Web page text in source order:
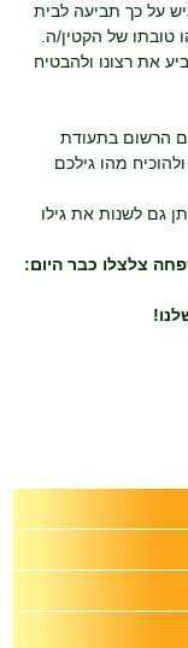
על כך תביעה לבית
טובתו של הקטין/ה.
את רצונו ולהבטיח
הרשום בתעודת
מהו גילכם
גם לשנות את גילו
צלצלו כבר היום: